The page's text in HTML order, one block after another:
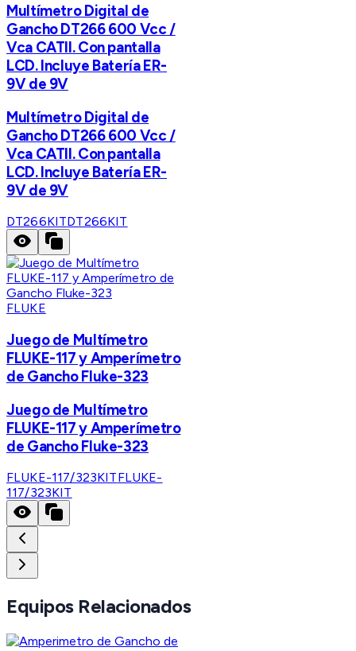
Multímetro Digital de
Gancho DT266 600 Vcc /
Vca CATII. Con pantalla
LCD. Incluye Batería ER-
9V de 9V
Multímetro Digital de
Gancho DT266 600 Vcc /
Vca CATII. Con pantalla
LCD. Incluye Batería ER-
9V de 9V
DT266KITDT266KIT
FLUKE
Juego de Multímetro
FLUKE-117 y Amperímetro
de Gancho Fluke-323
Juego de Multímetro
FLUKE-117 y Amperímetro
de Gancho Fluke-323
FLUKE-117/323KITFLUKE-
117/323KIT
Equipos Relacionados